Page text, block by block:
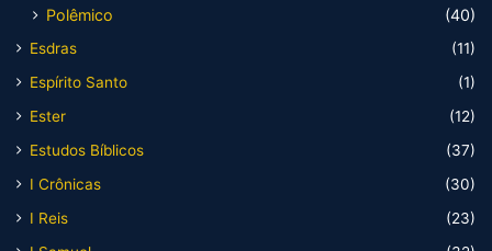
Polêmico
(40)
Esdras
(11)
Espírito Santo
(1)
Ester
(12)
Estudos Bíblicos
(37)
I Crônicas
(30)
I Reis
(23)